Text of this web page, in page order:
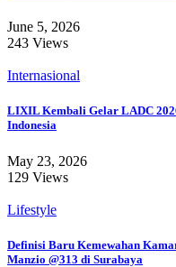
June 5, 2026
243 Views
Internasional
LIXIL Kembali Gelar LADC
Indonesia
May 23, 2026
129 Views
Lifestyle
Definisi Baru Kemewahan
Manzio @313 di Surabaya